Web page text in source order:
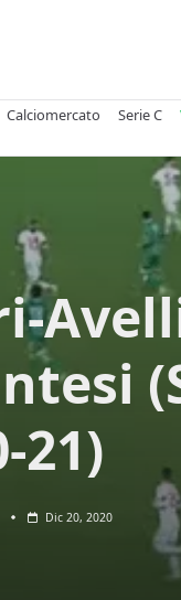
Calciomercato Serie C
21)
Dic 20, 2020